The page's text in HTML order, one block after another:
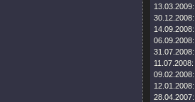
13.03.2009:
30.12.2008:
14.09.2008:
06.09.2008:
31.07.2008:
11.07.2008:
09.02.2008:
12.01.2008:
28.04.2007: